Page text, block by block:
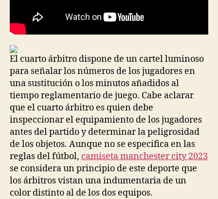
El cuarto árbitro dispone de un cartel luminoso
para señalar los números de los jugadores en
una sustitución o los minutos añadidos al
tiempo reglamentario de juego. Cabe aclarar
que el cuarto árbitro es quien debe
inspeccionar el equipamiento de los jugadores
antes del partido y determinar la peligrosidad
de los objetos. Aunque no se especifica en las
reglas del fútbol, camiseta manchester city 2023
se considera un principio de este deporte que
los árbitros vistan una indumentaria de un
color distinto al de los dos equipos.